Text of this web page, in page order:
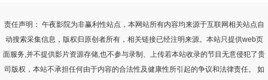
责任声明： 午夜影院为非赢利性站点，本网站所有内容均来源于互联网相关站点自
动搜索采集信息，版权归原创者所有，相关链接已经注明来源。本站只提供web页
面服务,并不提供影片资源存储,也不参与录制、上传若本站收录的节目无意侵犯了贵
司版权，本站不承担任何由于内容的合法性及健康性所引起的争议和法律责任。 如